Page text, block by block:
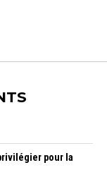
pour la